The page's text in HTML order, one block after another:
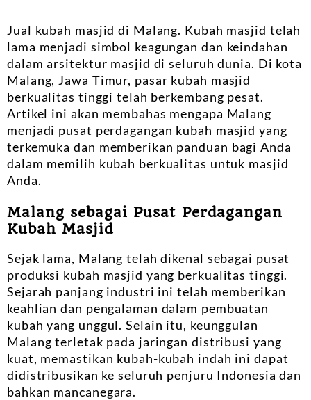
Jual kubah masjid di Malang. Kubah masjid telah
lama menjadi simbol keagungan dan keindahan
dalam arsitektur masjid di seluruh dunia. Di kota
Malang, Jawa Timur, pasar kubah masjid
berkualitas tinggi telah berkembang pesat.
Artikel ini akan membahas mengapa Malang
menjadi pusat perdagangan kubah masjid yang
terkemuka dan memberikan panduan bagi Anda
dalam memilih kubah berkualitas untuk masjid
Anda.
Malang sebagai Pusat Perdagangan
Kubah Masjid
Sejak lama, Malang telah dikenal sebagai pusat
produksi kubah masjid yang berkualitas tinggi.
Sejarah panjang industri ini telah memberikan
keahlian dan pengalaman dalam pembuatan
kubah yang unggul. Selain itu, keunggulan
Malang terletak pada jaringan distribusi yang
kuat, memastikan kubah-kubah indah ini dapat
didistribusikan ke seluruh penjuru Indonesia dan
bahkan mancanegara.